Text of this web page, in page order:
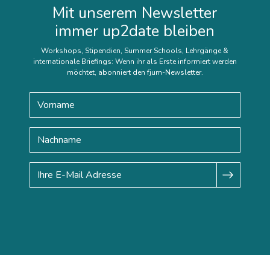
Mit unserem Newsletter
immer up2date bleiben
Workshops, Stipendien, Summer Schools, Lehrgänge &
internationale Briefings: Wenn ihr als Erste informiert werden
möchtet, abonniert den fjum-Newsletter.